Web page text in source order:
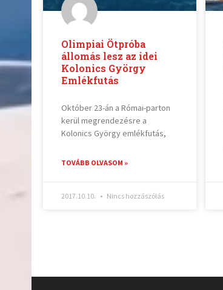
Olimpiai Ötpróba
állomás lesz az idei
Kolonics György
Emlékfutás
Október 23-án a Római-parton
kerül megrendezésre a
Kolonics György emlékfutás,
TOVÁBB OLVASOM »
2017.10.10. Nincs hozzászólás